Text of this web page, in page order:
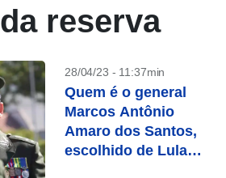
reserva
28/04/23 - 11:37min
Quem é o general
Marcos Antônio
Amaro dos Santos,
escolhido de Lula